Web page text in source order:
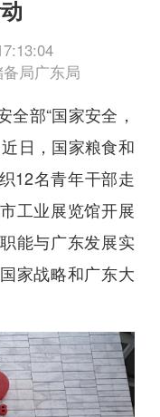
局广东局
部“国家安全，
日，国家粮食和
12名青年干部走
工业展览馆开展
能与广东发展实
家战略和广东大